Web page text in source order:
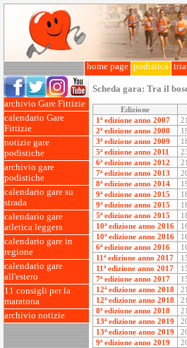
home page podistica
archivio Gare Fittizie
calendario Gare
Fittizie
notizie gare
podistiche
archivio gare
podistiche
calendario gare su
strada
calendario gare
atletica leggera
calendario gare in
regione
calendario gare
all'estero
11 consigli per la
maratona
archivio notizie
Scheda gara: Tra il
Edizione
1ª edizione anno 2007
2ª edizione anno 2008
3ª edizione anno 2009
5ª edizione anno 2011
6ª edizione anno 2012
7ª edizione anno 2013
8ª edizione anno 2014
9ª edizione anno 2015
9ª edizione anno 2015
5ª edizione anno 2015
10ª edizione anno 2016
10ª edizione anno 2016
6ª edizione anno 2016
11ª edizione anno 2017
11ª edizione anno 2017
7ª edizione anno 2017
12ª edizione anno 2018
12ª edizione anno 2018
8ª edizione anno 2018
13ª edizione anno 2019
13ª edizione anno 2019
9ª edizione anno 2019